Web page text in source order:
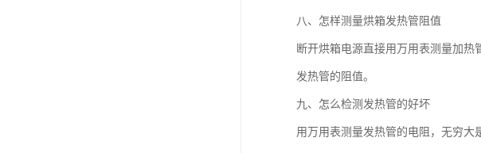
八、怎样测量烘箱发热管阻值
断开烘箱电源直接用万用表测量加
发热管的阻值。
九、怎么检测发热管的好坏
用万用表测量发热管的电阻，无穷大